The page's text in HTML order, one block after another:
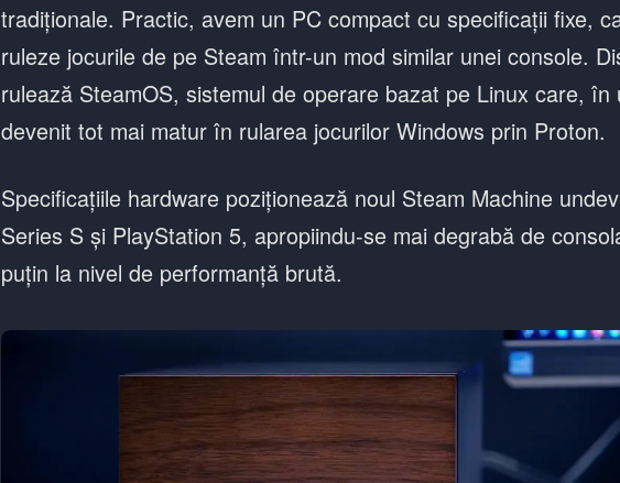
tradiționale. Practic, avem un PC compact cu specificații fixe,
ruleze jocurile de pe Steam într-un mod similar unei console.
rulează SteamOS, sistemul de operare bazat pe Linux care, în
devenit tot mai matur în rularea jocurilor Windows prin Proton.
Specificațiile hardware poziționează noul Steam Machine
Series S și PlayStation 5, apropiindu-se mai degrabă de
puțin la nivel de performanță brută.